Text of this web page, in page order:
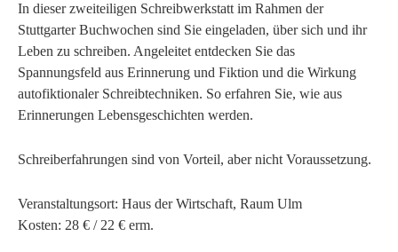
In dieser zweiteiligen Schreibwerkstatt im Rahmen der
Stuttgarter Buchwochen sind Sie eingeladen, über sich und ihr
Leben zu schreiben. Angeleitet entdecken Sie das
Spannungsfeld aus Erinnerung und Fiktion und die Wirkung
autofiktionaler Schreibtechniken. So erfahren Sie, wie aus
Erinnerungen Lebensgeschichten werden.
Schreiberfahrungen sind von Vorteil, aber nicht Voraussetzung.
Veranstaltungsort: Haus der Wirtschaft, Raum Ulm
Kosten: 28 € / 22 € erm.